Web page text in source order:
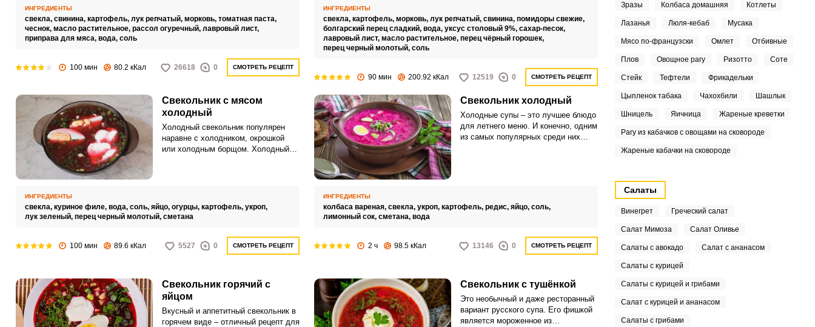
свекольник с мясом – потрясающее
кушанье для все семьи.
ИНГРЕДИЕНТЫ
свекла, свинина, картофель, лук репчатый, морковь, томатная паста,
чеснок, масло растительное, рассол огуречный, лавровый лист,
приправа для мяса, вода, соль
100 мин 80.2 кКал 26618 0 СМОТРЕТЬ РЕЦЕПТ
ИНГРЕДИЕНТЫ
свекла, картофель, морковь, лук репчатый, свинина, помидоры свежие,
болгарский перец сладкий, вода, уксус столовый 9%, сахар-песок,
лавровый лист, масло растительное, перец чёрный горошек,
перец черный молотый, соль
90 мин 200.92 кКал 12519 0 СМОТРЕТЬ РЕЦЕПТ
Свекольник с мясом
холодный
Холодный свекольник популярен
наравне с холодником, окрошкой
или холодным борщом. Холодный
ИНГРЕДИЕНТЫ
свекла, куриное филе, вода, соль, яйцо, огурцы, картофель, укроп,
лук зеленый, перец черный молотый, сметана
100 мин 89.6 кКал 5527 0 СМОТРЕТЬ РЕЦЕПТ
Свекольник холодный
Холодные супы – это лучшее блюдо
для летнего меню. И конечно, одним
из самых популярных среди них
ИНГРЕДИЕНТЫ
колбаса вареная, свекла, укроп, картофель, редис, яйцо, соль,
лимонный сок, сметана, вода
2 ч 98.5 кКал 13146 0 СМОТРЕТЬ РЕЦЕПТ
Свекольник горячий с
яйцом
Вкусный и аппетитный свекольник в
горячем виде – отличный рецепт для
Свекольник с тушёнкой
Это необычный и даже ресторанный
вариант русского супа. Его фишкой
является мороженное из
Зразы Колбаса домашняя Котлеты
Лазанья Люля-кебаб Мусака
Мясо по-французски Омлет Отбивные
Плов Овощное рагу Ризотто Соте
Стейк Тефтели Фрикадельки
Цыпленок табака Чахохбили Шашлык
Шницель Яичница Жареные креветки
Рагу из кабачков с овощами на сковороде
Жареные кабачки на сковороде
Салаты
Винегрет Греческий салат
Салат Мимоза Салат Оливье
Салаты с авокадо Салат с ананасом
Салаты с курицей
Салаты с курицей и грибами
Салат с курицей и ананасом
Салаты с грибами